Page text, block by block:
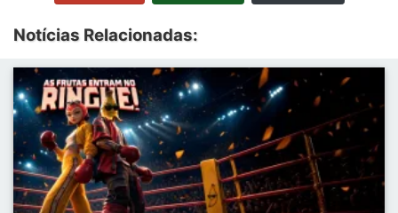
Notícias Relacionadas: